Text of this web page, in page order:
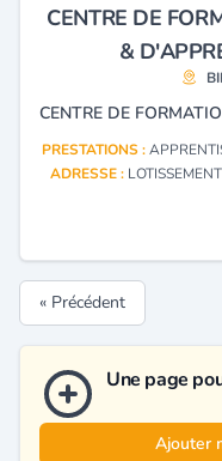
CENTRE DE
&
PRESTATIONS :
ADRESSE :
« Précédent
Une page
Ajouter